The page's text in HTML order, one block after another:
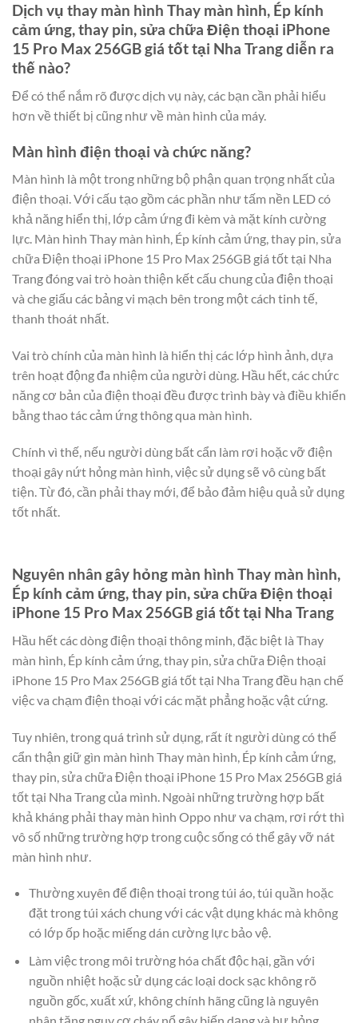
Dịch vụ thay màn hình Thay màn hình, Ép kính
cảm ứng, thay pin, sửa chữa Điện thoại iPhone
15 Pro Max 256GB giá tốt tại Nha Trang diễn ra
thế nào?
Để có thể nắm rõ được dịch vụ này, các bạn cần phải hiểu
hơn về thiết bị cũng như về màn hình của máy.
Màn hình điện thoại và chức năng?
Màn hình là một trong những bộ phận quan trọng nhất của
điện thoại. Với cấu tạo gồm các phần như tấm nền LED có
khả năng hiển thị, lớp cảm ứng đi kèm và mặt kính cường
lực. Màn hình Thay màn hình, Ép kính cảm ứng, thay pin, sửa
chữa Điện thoại iPhone 15 Pro Max 256GB giá tốt tại Nha
Trang đóng vai trò hoàn thiện kết cấu chung của điện thoại
và che giấu các bảng vi mạch bên trong một cách tinh tế,
thanh thoát nhất.
Vai trò chính của màn hình là hiển thị các lớp hình ảnh, dựa
trên hoạt động đa nhiệm của người dùng. Hầu hết, các chức
năng cơ bản của điện thoại đều được trình bày và điều khiển
bằng thao tác cảm ứng thông qua màn hình.
Chính vì thế, nếu người dùng bất cẩn làm rơi hoặc vỡ điện
thoại gây nứt hỏng màn hình, việc sử dụng sẽ vô cùng bất
tiện. Từ đó, cần phải thay mới, để bảo đảm hiệu quả sử dụng
tốt nhất.
Nguyên nhân gây hỏng màn hình Thay màn hình,
Ép kính cảm ứng, thay pin, sửa chữa Điện thoại
iPhone 15 Pro Max 256GB giá tốt tại Nha Trang
Hầu hết các dòng điện thoại thông minh, đặc biệt là Thay
màn hình, Ép kính cảm ứng, thay pin, sửa chữa Điện thoại
iPhone 15 Pro Max 256GB giá tốt tại Nha Trang đều hạn chế
việc va chạm điện thoại với các mặt phẳng hoặc vật cứng.
Tuy nhiên, trong quá trình sử dụng, rất ít người dùng có thể
cẩn thận giữ gìn màn hình Thay màn hình, Ép kính cảm ứng,
thay pin, sửa chữa Điện thoại iPhone 15 Pro Max 256GB giá
tốt tại Nha Trang của mình. Ngoài những trường hợp bất
khả kháng phải thay màn hình Oppo như va chạm, rơi rớt thì
vô số những trường hợp trong cuộc sống có thể gây vỡ nát
màn hình như.
Thường xuyên để điện thoại trong túi áo, túi quần hoặc
đặt trong túi xách chung với các vật dụng khác mà không
có lớp ốp hoặc miếng dán cường lực bảo vệ.
Làm việc trong môi trường hóa chất độc hại, gần với
nguồn nhiệt hoặc sử dụng các loại dock sạc không rõ
nguồn gốc, xuất xứ, không chính hãng cũng là nguyên